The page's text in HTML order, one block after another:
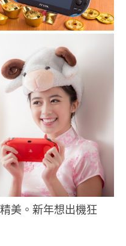
美。新年想出機狂